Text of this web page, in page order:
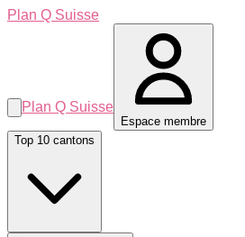
Plan Q Suisse
Plan Q Suisse
Espace membre
Top 10 cantons